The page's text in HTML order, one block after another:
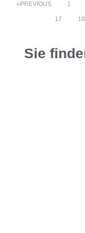
PREVIOUS 1
17 18
Sie